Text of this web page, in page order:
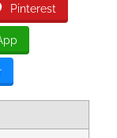
Pinterest